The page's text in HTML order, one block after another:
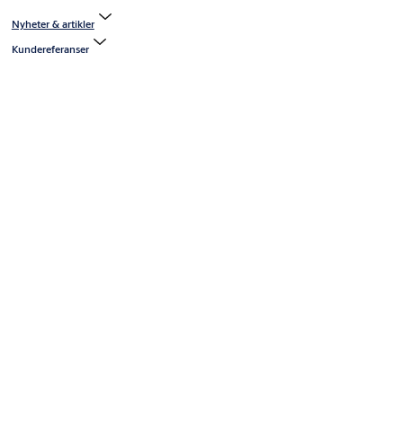
Nyheter & artikler
Kundereferanser